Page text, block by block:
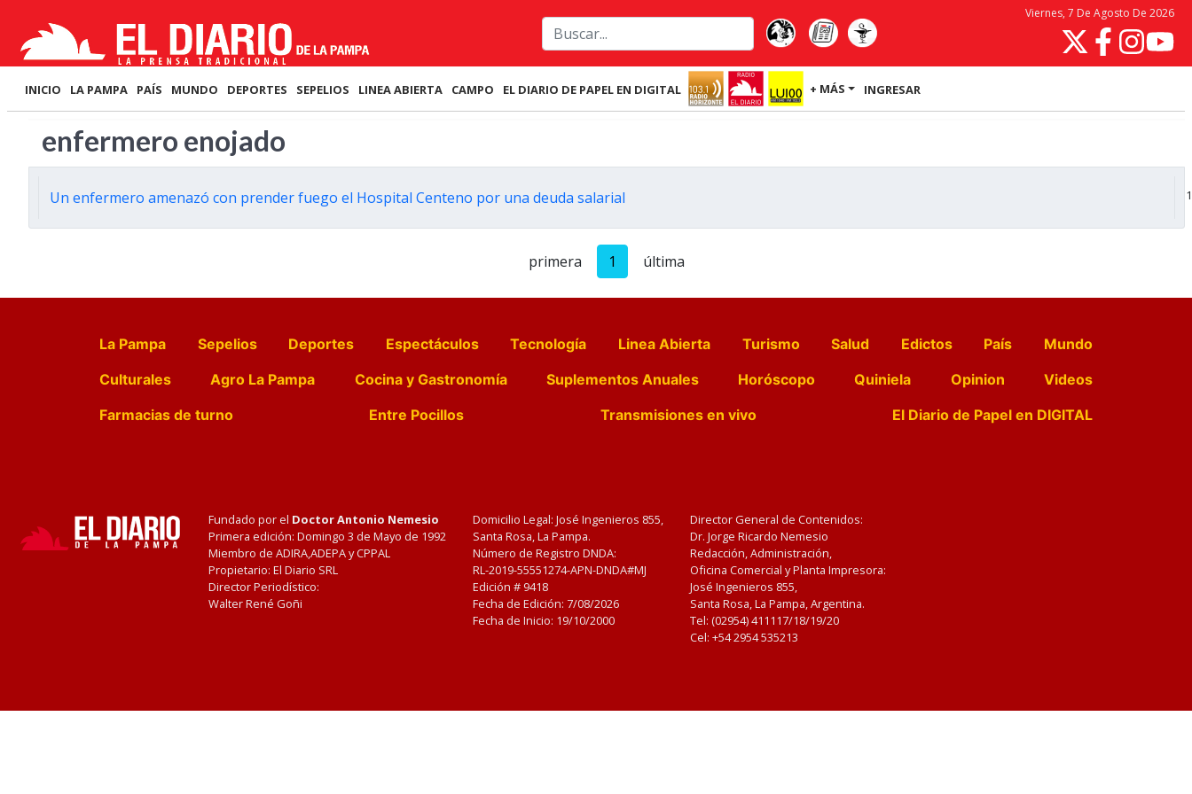
Viernes, 7 De Agosto De 2026
INICIO LA PAMPA PAÍS MUNDO DEPORTES SEPELIOS LINEA ABIERTA CAMPO EL DIARIO DE PAPEL EN DIGITAL + MÁS INGRESAR
enfermero enojado
Un enfermero amenazó con prender fuego el Hospital Centeno por una deuda salarial
primera 1 última
La Pampa Sepelios Deportes Espectáculos Tecnología Linea Abierta Turismo Salud Edictos País
Mundo
Culturales
Agro La Pampa Cocina y Gastronomía Suplementos Anuales Horóscopo Quiniela Opinion
Videos
Farmacias de turno
Entre Pocillos Transmisiones en vivo El Diario de Papel en DIGITAL
Fundado por el Doctor Antonio Nemesio
Primera edición: Domingo 3 de Mayo de 1992
Miembro de ADIRA,ADEPA y CPPAL
Propietario: El Diario SRL
Director Periodístico:
Walter René Goñi
Domicilio Legal: José Ingenieros 855,
Santa Rosa, La Pampa.
Número de Registro DNDA:
RL-2019-55551274-APN-DNDA#MJ
Edición # 9418
Fecha de Edición: 7/08/2026
Fecha de Inicio: 19/10/2000
Director General de Contenidos:
Dr. Jorge Ricardo Nemesio
Redacción, Administración,
Oficina Comercial y Planta Impresora:
José Ingenieros 855,
Santa Rosa, La Pampa, Argentina.
Tel: (02954) 411117/18/19/20
Cel: +54 2954 535213